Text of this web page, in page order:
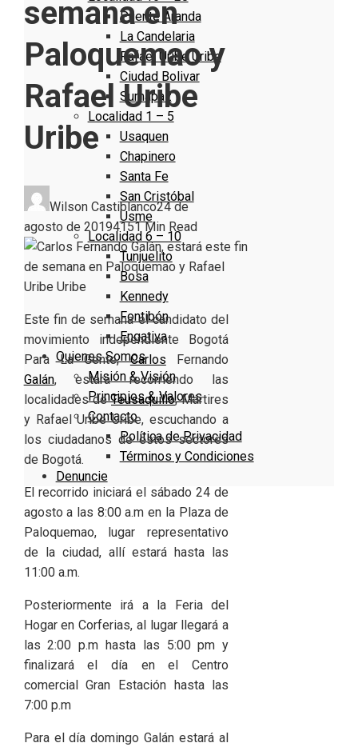
Puente Aranda
La Candelaria
Rafael Uribe Uribe
Ciudad Bolivar
Sumapaz
Localidad 1 – 5
Usaquen
Chapinero
Santa Fe
San Cristóbal
Usme
Localidad 6 – 10
Tunjuelito
Bosa
Kennedy
Fontibón
Engativa
Quienes Somos
Misión & Visión
Principios & Valores
Contacto
Política de Privacidad
Términos y Condiciones
Denuncie
semana en
Paloquemao y
Rafael Uribe
Uribe
Wilson Castiblanco24 de
agosto de 20194151 Min Read
Este fin de semana el candidato del
movimiento independiente Bogotá
Para La Gente,Carlos Fernando
Galán, estará recorriendo las
localidades deTeusaquillo, Mártires
y Rafael Uribe Uribe, escuchando a
los ciudadanos de estos sectores
de Bogotá.
El recorrido iniciará el sábado 24 de
agosto a las 8:00 a.m en la Plaza de
Paloquemao, lugar representativo
de la ciudad, allí estará hasta las
11:00 a.m.
Posteriormente irá a la Feria del
Hogar en Corferias, al lugar llegará a
las 2:00 p.m hasta las 5:00 pm y
finalizará el día en el Centro
comercial Gran Estación hasta las
7:00 p.m
Para el día domingo Galán estará al